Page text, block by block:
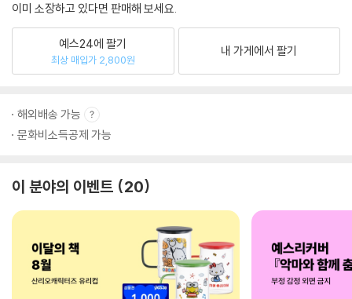
이미 소장하고 있다면 판매해 보세요.
예스24에 팔기
최상 매입가 2,800원
내 가게에서 팔기
해외배송 가능
문화비소득공제 가능
이 분야의 이벤트 20